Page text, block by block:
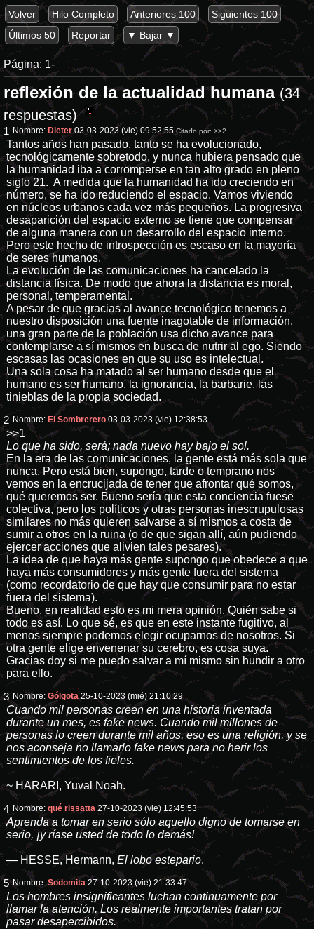
Volver Hilo Completo Anteriores 100
Siguientes 100
Últimos 50
Reportar ▼ Bajar ▼
Página: 1-
reflexión de la actualidad humana (34
respuestas)
1 Nombre: Dieter 03-03-2023 (vie) 09:52:55 Citado por:>>2
Tantos años han pasado, tanto se ha evolucionado,
tecnológicamente sobretodo, y nunca hubiera pensado que
la humanidad iba a corromperse en tan alto grado en pleno
siglo 21. A medida que la humanidad ha ido creciendo en
número, se ha ido reduciendo el espacio. Vamos viviendo
en núcleos urbanos cada vez más pequeños. La progresiva
desaparición del espacio externo se tiene que compensar
de alguna manera con un desarrollo del espacio interno.
Pero este hecho de introspección es escaso en la mayoría
de seres humanos.
La evolución de las comunicaciones ha cancelado la
distancia física. De modo que ahora la distancia es moral,
personal, temperamental.
A pesar de que gracias al avance tecnológico tenemos a
nuestro disposición una fuente inagotable de información,
una gran parte de la población usa dicho avance para
contemplarse a sí mismos en busca de nutrir al ego. Siendo
escasas las ocasiones en que su uso es intelectual.
Una sola cosa ha matado al ser humano desde que el
humano es ser humano, la ignorancia, la barbarie, las
tinieblas de la propia sociedad.
2 Nombre: El Sombrerero 03-03-2023 (vie) 12:38:53
>>1
Lo que ha sido, será; nada nuevo hay bajo el sol.
En la era de las comunicaciones, la gente está más sola que
nunca. Pero está bien, supongo, tarde o temprano nos
vemos en la encrucijada de tener que afrontar qué somos,
qué queremos ser. Bueno sería que esta conciencia fuese
colectiva, pero los políticos y otras personas inescrupulosas
similares no más quieren salvarse a sí mismos a costa de
sumir a otros en la ruina (o de que sigan allí, aún pudiendo
ejercer acciones que alivien tales pesares).
La idea de que haya más gente supongo que obedece a que
haya más consumidores y más gente fuera del sistema
(como recordatorio de que hay que consumir para no estar
fuera del sistema).
Bueno, en realidad esto es mi mera opinión. Quién sabe si
todo es así. Lo que sé, es que en este instante fugitivo, al
menos siempre podemos elegir ocuparnos de nosotros. Si
otra gente elige envenenar su cerebro, es cosa suya.
Gracias doy si me puedo salvar a mí mismo sin hundir a otro
para ello.
3 Nombre:Gólgota 25-10-2023 (mié) 21:10:29
Cuando mil personas creen en una historia inventada
durante un mes, es fake news. Cuando mil millones de
personas lo creen durante mil años, eso es una religión, y se
nos aconseja no llamarlo fake news para no herir los
sentimientos de los fieles.
~ HARARI, Yuval Noah.
4 Nombre:qué rissatta 27-10-2023 (vie) 12:45:53
Aprenda a tomar en serio sólo aquello digno de tomarse en
serio, ¡y ríase usted de todo lo demás!
― HESSE, Hermann, El lobo estepario.
5 Nombre:Sodomita 27-10-2023 (vie) 21:33:47
Los hombres insignificantes luchan continuamente por
llamar la atención. Los realmente importantes tratan por
pasar desapercibidos.